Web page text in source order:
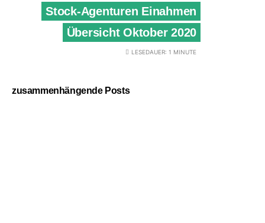
Stock-Agenturen Einahmen
Übersicht Oktober 2020
LESEDAUER: 1 MINUTE
zusammenhängende Posts